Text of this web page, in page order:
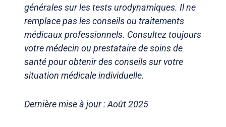
générales sur les tests urodynamiques. Il ne
remplace pas les conseils ou traitements
médicaux professionnels. Consultez toujours
votre médecin ou prestataire de soins de
santé pour obtenir des conseils sur votre
situation médicale individuelle.
Dernière mise à jour : Août 2025